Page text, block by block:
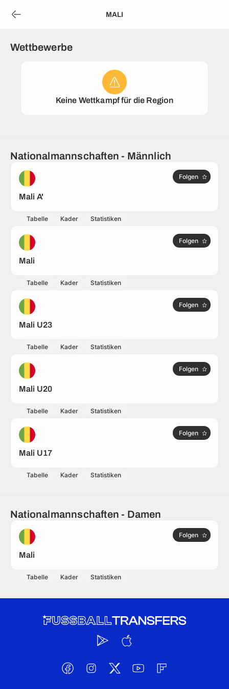
MALI
Wettbewerbe
Keine Wettkampf für die Region
Nationalmannschaften - Männlich
Mali A'
Folgen
Tabelle Kader Statistiken
Mali
Folgen
Tabelle Kader Statistiken
Mali U23
Folgen
Tabelle Kader Statistiken
Mali U20
Folgen
Tabelle Kader Statistiken
Mali U17
Folgen
Tabelle Kader Statistiken
Nationalmannschaften - Damen
Mali
Folgen
Tabelle Kader Statistiken